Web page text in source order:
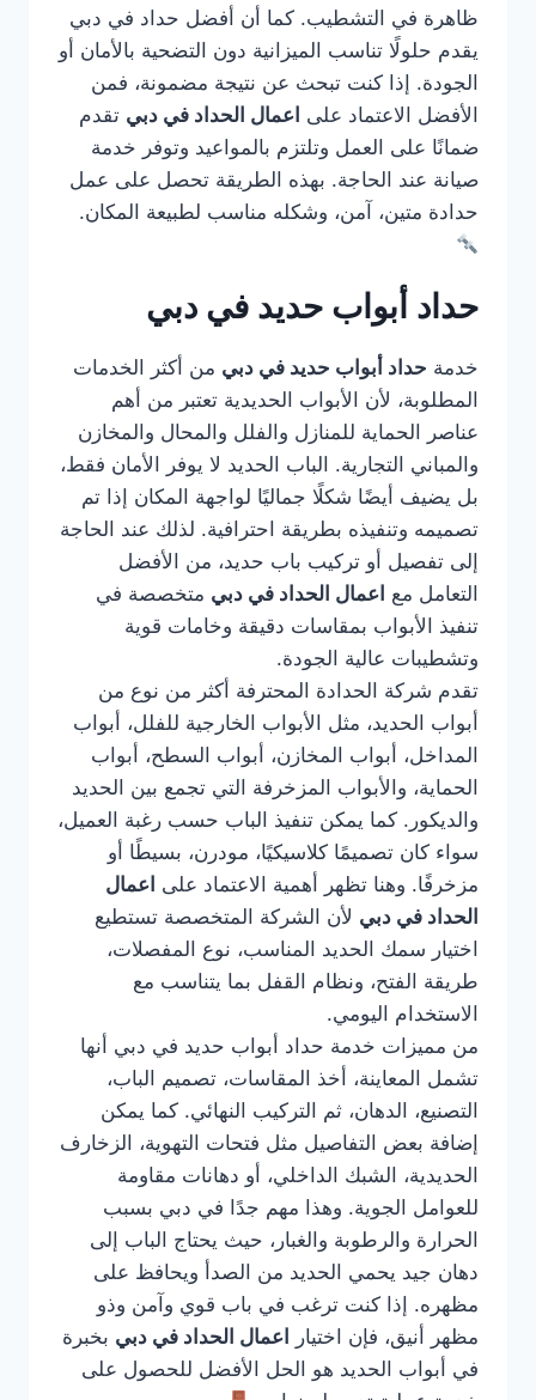
ظاهرة في التشطيب. كما أن أفضل حداد في دبي
يقدم حلولًا تناسب الميزانية دون التضحية بالأمان أو
الجودة. إذا كنت تبحث عن نتيجة مضمونة، فمن
الأفضل الاعتماد على اعمال الحداد في دبي تقدم
ضمانًا على العمل وتلتزم بالمواعيد وتوفر خدمة
صيانة عند الحاجة. بهذه الطريقة تحصل على عمل
حدادة متين، آمن، وشكله مناسب لطبيعة المكان.
حداد أبواب حديد في دبي
خدمة حداد أبواب حديد في دبي من أكثر الخدمات
المطلوبة، لأن الأبواب الحديدية تعتبر من أهم
عناصر الحماية للمنازل والفلل والمحال والمخازن
والمباني التجارية. الباب الحديد لا يوفر الأمان فقط،
بل يضيف أيضًا شكلًا جماليًا لواجهة المكان إذا تم
تصميمه وتنفيذه بطريقة احترافية. لذلك عند الحاجة
إلى تفصيل أو تركيب باب حديد، من الأفضل
التعامل مع اعمال الحداد في دبي متخصصة في
تنفيذ الأبواب بمقاسات دقيقة وخامات قوية
وتشطيبات عالية الجودة.
تقدم شركة الحدادة المحترفة أكثر من نوع من
أبواب الحديد، مثل الأبواب الخارجية للفلل، أبواب
المداخل، أبواب المخازن، أبواب السطح، أبواب
الحماية، والأبواب المزخرفة التي تجمع بين الحديد
والديكور. كما يمكن تنفيذ الباب حسب رغبة العميل،
سواء كان تصميمًا كلاسيكيًا، مودرن، بسيطًا أو
مزخرفًا. وهنا تظهر أهمية الاعتماد على اعمال
الحداد في دبي لأن الشركة المتخصصة تستطيع
اختيار سمك الحديد المناسب، نوع المفصلات،
طريقة الفتح، ونظام القفل بما يتناسب مع
الاستخدام اليومي.
من مميزات خدمة حداد أبواب حديد في دبي أنها
تشمل المعاينة، أخذ المقاسات، تصميم الباب،
التصنيع، الدهان، ثم التركيب النهائي. كما يمكن
إضافة بعض التفاصيل مثل فتحات التهوية، الزخارف
الحديدية، الشبك الداخلي، أو دهانات مقاومة
للعوامل الجوية. وهذا مهم جدًا في دبي بسبب
الحرارة والرطوبة والغبار، حيث يحتاج الباب إلى
دهان جيد يحمي الحديد من الصدأ ويحافظ على
مظهره. إذا كنت ترغب في باب قوي وآمن وذو
مظهر أنيق، فإن اختيار
اعمال الحداد في دبي بخبرة
في أبواب الحديد هو الحل الأفضل للحصول على